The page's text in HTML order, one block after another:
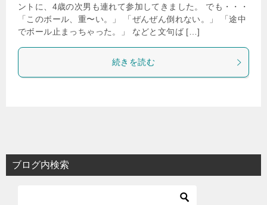
ントに、4歳の次男も連れて参加してきました。 でも・・・
「このボール、重〜い。」 「ぜんぜん倒れない。」 「途中
でボール止まっちゃった。」 などと文句ば […]
続きを読む
ブログ内検索